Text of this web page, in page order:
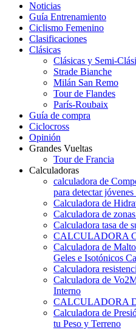
Noticias
Guía Entrenamiento
Ciclismo Femenino
Clasificaciones
Clásicas
Clásicas y Semi-
Strade Bianche
Milán San Remo
Tour de Flandes
París-Roubaix
Guía de compra
Ciclocross
Opinión
Grandes Vueltas
Tour de Francia
Calculadoras
calculadora de
para detectar jóvenes
Calculadora de
Calculadora de
Calculadora tasa de
CALCULADORA
Calculadora de
Geles e Isotónicos
Calculadora
Calculadora de
Interno
CALCULADORA
Calculadora de
tu Peso y Terreno